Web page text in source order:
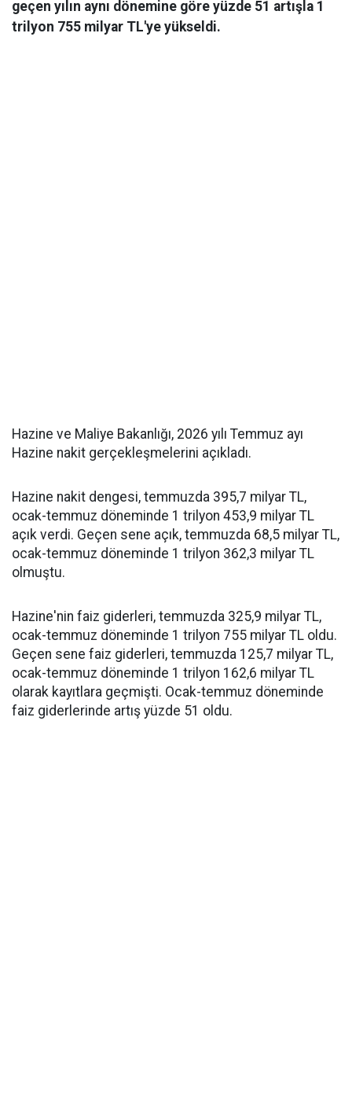
geçen yılın aynı dönemine göre yüzde 51 artışla 1
trilyon 755 milyar TL'ye yükseldi.
Hazine ve Maliye Bakanlığı, 2026 yılı Temmuz ayı
Hazine nakit gerçekleşmelerini açıkladı.
Hazine nakit dengesi, temmuzda 395,7 milyar TL,
ocak-temmuz döneminde 1 trilyon 453,9 milyar TL
açık verdi. Geçen sene açık, temmuzda 68,5 milyar TL,
ocak-temmuz döneminde 1 trilyon 362,3 milyar TL
olmuştu.
Hazine'nin faiz giderleri, temmuzda 325,9 milyar TL,
ocak-temmuz döneminde 1 trilyon 755 milyar TL oldu.
Geçen sene faiz giderleri, temmuzda 125,7 milyar TL,
ocak-temmuz döneminde 1 trilyon 162,6 milyar TL
olarak kayıtlara geçmişti. Ocak-temmuz döneminde
faiz giderlerinde artış yüzde 51 oldu.